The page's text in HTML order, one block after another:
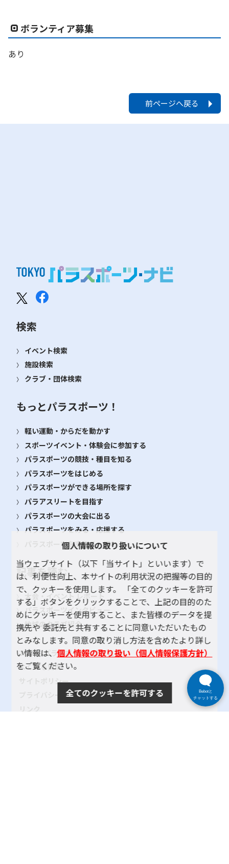
ボランティア募集
あり
前ページへ戻る
検索
イベント検索
施設検索
クラブ・団体検索
もっとパラスポーツ！
軽い運動・からだを動かす
スポーツイベント・体験会に参加する
パラスポーツの競技・種目を知る
パラスポーツをはじめる
パラスポーツができる場所を探す
パラアスリートを目指す
パラスポーツの大会に出る
パラスポーツをみる・応援する
パラスポーツを支える・関わる
記事を読む
大会・イベント レポート
パラスポーツインタビュー
地域のクラブ紹介
TOKYOパラスポーツ・ナビとは
よくある質問
サイトポリシー
プライバシーポリシー
個人情報の取り扱いについて
当ウェブサイト（以下「当サイト」といいます）で
は、利便性向上、本サイトの利用状況の把握等の目的
で、クッキーを使用します。 「全てのクッキーを許可
する」ボタンをクリックすることで、上記の目的のた
めにクッキーを使用すること、また皆様のデータを提
携先や 委託先と共有することに同意いただいたもの
とみなします。同意の取り消し方法を含めたより詳し
い情報は、個人情報の取り扱い（個人情報保護方針）
をご覧ください。
全てのクッキーを許可する
Bebotと
チャットする